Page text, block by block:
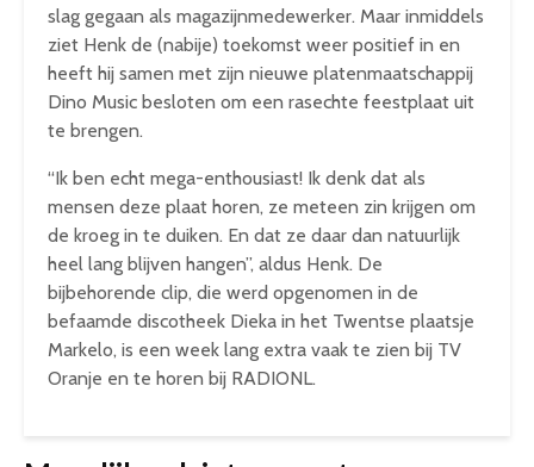
slag gegaan als magazijnmedewerker. Maar inmiddels
ziet Henk de (nabije) toekomst weer positief in en
heeft hij samen met zijn nieuwe platenmaatschappij
Dino Music besloten om een rasechte feestplaat uit
te brengen.
“Ik ben echt mega-enthousiast! Ik denk dat als
mensen deze plaat horen, ze meteen zin krijgen om
de kroeg in te duiken. En dat ze daar dan natuurlijk
heel lang blijven hangen”, aldus Henk. De
bijbehorende clip, die werd opgenomen in de
befaamde discotheek Dieka in het Twentse plaatsje
Markelo, is een week lang extra vaak te zien bij TV
Oranje en te horen bij RADIONL.